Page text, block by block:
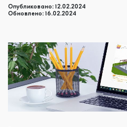
Опубликовано: 12.02.2024
Обновлено: 16.02.2024